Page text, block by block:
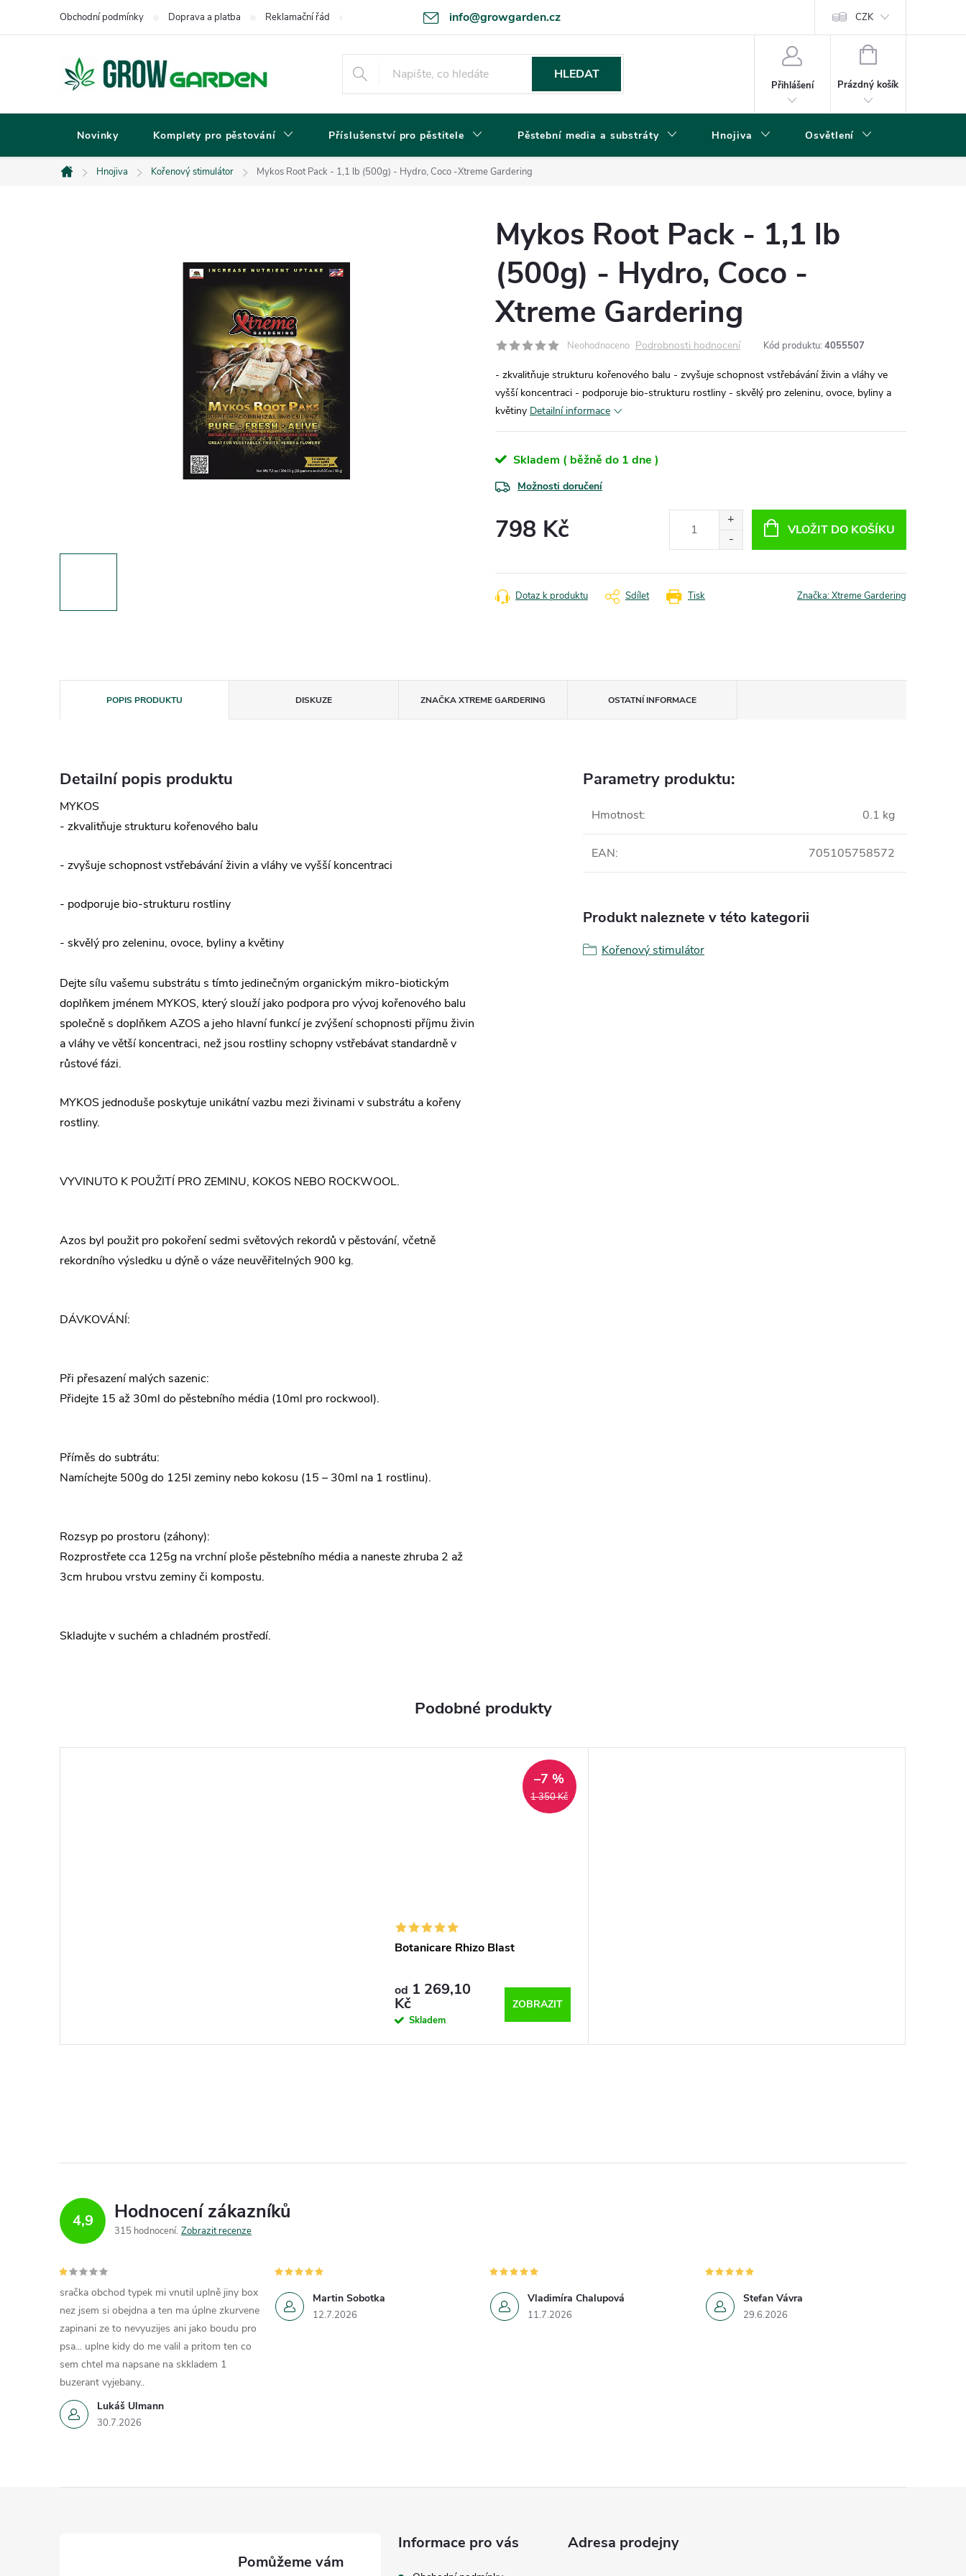
info@growgarden.cz
Obchodní podmínky Doprava a platba Reklamační řád Odstoupení od smlouvy Zásady ochrany osobních údajů a cookies CZK
HLEDAT
Přihlášení
NÁKUPNÍ
Prázdný košík
Novinky Komplety pro pěstování Příslušenství pro pěstitele Pěstební media a substráty Hnojiva Osvětlení
Domů
Hnojiva Kořenový stimulátor Mykos Root Pack - 1,1 lb (500g) - Hydro, Coco -Xtreme Gardering
Mykos Root Pack - 1,1 lb
(500g) - Hydro, Coco -
Xtreme Gardering
Neohodnoceno Podrobnosti hodnocení Kód produktu: 4055507
- zkvalitňuje strukturu kořenového balu - zvyšuje schopnost vstřebávání živin a vláhy ve
vyšší koncentraci - podporuje bio-strukturu rostliny - skvělý pro zeleninu, ovoce, byliny a
květiny Detailní informace
Skladem ( běžně do 1 dne )
Možnosti doručení
798 Kč VLOŽIT DO KOŠÍKU
Tisk
Dotaz k produktu Sdílet Značka:Xtreme Gardering
POPIS PRODUKTU DISKUZE ZNAČKAXTREME GARDERING OSTATNÍ INFORMACE
Detailní popis produktu
MYKOS
- zkvalitňuje strukturu kořenového balu
- zvyšuje schopnost vstřebávání živin a vláhy ve vyšší koncentraci
- podporuje bio-strukturu rostliny
- skvělý pro zeleninu, ovoce, byliny a květiny
Dejte sílu vašemu substrátu s tímto jedinečným organickým mikro-biotickým
doplňkem jménem MYKOS, který slouží jako podpora pro vývoj kořenového balu
společně s doplňkem AZOS a jeho hlavní funkcí je zvýšení schopnosti příjmu živin
a vláhy ve větší koncentraci, než jsou rostliny schopny vstřebávat standardně v
růstové fázi.
MYKOS jednoduše poskytuje unikátní vazbu mezi živinami v substrátu a kořeny
rostliny.
VYVINUTO K POUŽITÍ PRO ZEMINU, KOKOS NEBO ROCKWOOL.
Azos byl použit pro pokoření sedmi světových rekordů v pěstování, včetně
rekordního výsledku u dýně o váze neuvěřitelných 900 kg.
DÁVKOVÁNÍ:
Při přesazení malých sazenic:
Přidejte 15 až 30ml do pěstebního média (10ml pro rockwool).
Příměs do subtrátu:
Namíchejte 500g do 125l zeminy nebo kokosu (15 – 30ml na 1 rostlinu).
Rozsyp po prostoru (záhony):
Rozprostřete cca 125g na vrchní ploše pěstebního média a naneste zhruba 2 až
3cm hrubou vrstvu zeminy či kompostu.
Skladujte v suchém a chladném prostředí.
Parametry produktu:
Hmotnost: 0.1 kg
EAN: 705105758572
Produkt naleznete v této kategorii
Kořenový stimulátor
1 350 Kč
–7 %
Botanicare Rhizo Blast
od 1 269,10
Kč
Skladem
ZOBRAZIT
4,9 Hodnocení zákazníků
315 hodnocení Zobrazit recenze
Lukáš Ulmann
30.7.2026
sračka obchod typek mi vnutil uplně jiny box
nez jsem si obejdna a ten ma úplne zkurvene
zapinani ze to nevyuzijes ani jako boudu pro
psa... uplne kidy do me valil a pritom ten co
sem chtel ma napsane na skkladem 1
buzerant vyjebany..
Martin Sobotka
12.7.2026
Vladimíra Chalupová
11.7.2026
Stefan Vávra
29.6.2026
Informace pro vás Adresa prodejny